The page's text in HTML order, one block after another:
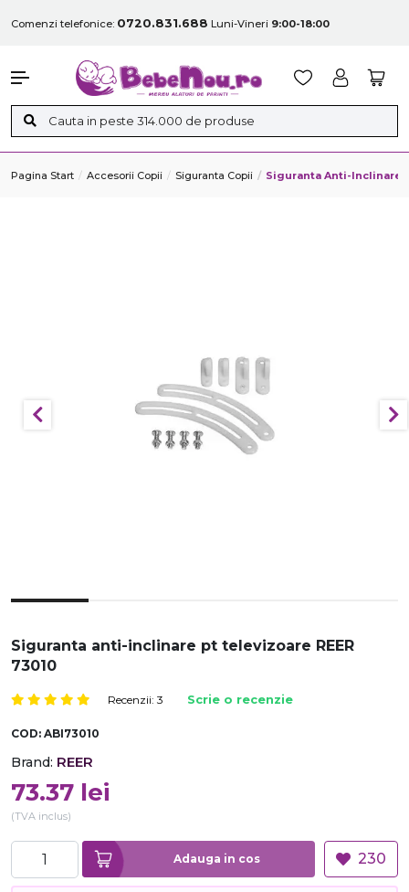
Comenzi telefonice: 0720.831.688 Luni-Vineri 9:00-18:00
Pagina Start Accesorii Copii Siguranta Copii Siguranta Anti-Inclinare
Siguranta anti-inclinare pt televizoare REER
73010
Recenzii: 3 Scrie o recenzie
COD: ABI73010
Brand: REER
73.37 lei
(TVA inclus)
Adauga in cos 230